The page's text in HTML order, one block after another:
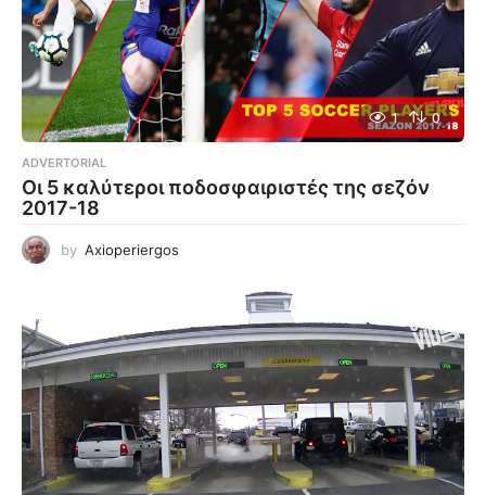
1 0
ADVERTORIAL
Οι 5 καλύτεροι ποδοσφαιριστές της σεζόν
2017-18
by Axioperiergos